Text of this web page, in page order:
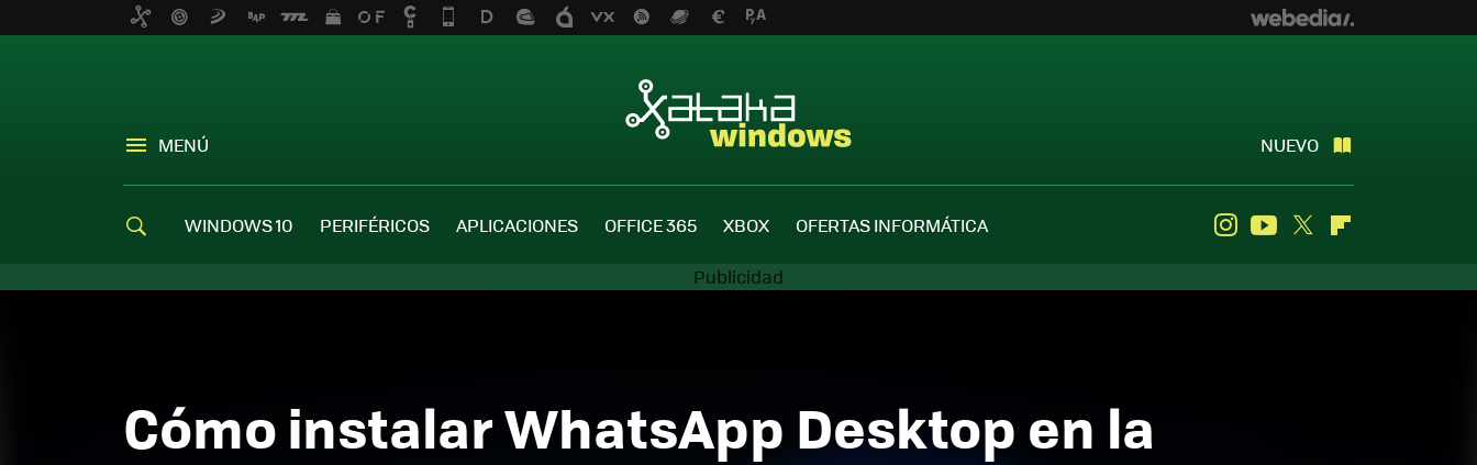
MENÚ NUEVO
WINDOWS 10 PERIFÉRICOS APLICACIONES OFFICE 365 XBOX OFERTAS INFORMÁTICA InstagramYoutube
Twitter
Cómo instalar WhatsApp Desktop en la